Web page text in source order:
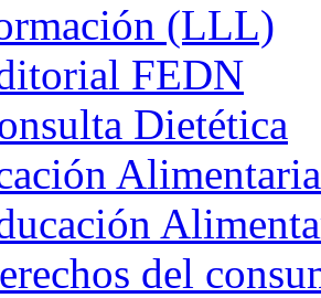
(LLL)
FEDN
Dietética
Alimentaria
del